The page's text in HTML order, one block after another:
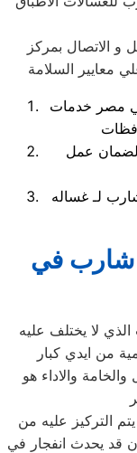
و الاتصال بمركز
مصر خدمات
لضمان عمل
لـ غساله
شارب في
لا يختلف عليه
من ايدي كبار
والاداء هو
التركيز عليه من
قد يحدث انفجار في